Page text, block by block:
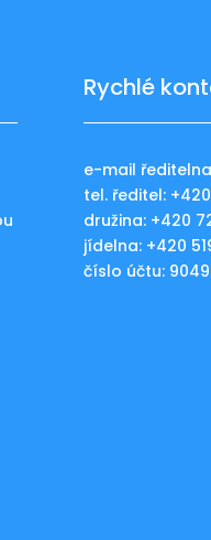
Rychlé
e-mail
tel. ředitel:
družina: +420
jídelna: +420
číslo účtu: